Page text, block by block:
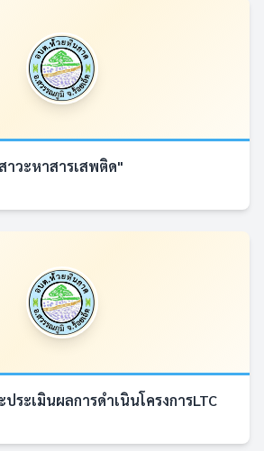
าวะหาสารเสพติด"
ระเมินผลการดำเนินโครงการLTC